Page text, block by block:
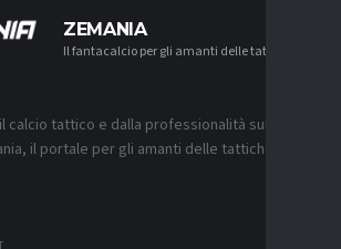
ZEMANIA
Il fantacalcio per gli amanti delle tattiche
calcio tattico e dalla professionalità sui
il portale per gli amanti delle tattiche